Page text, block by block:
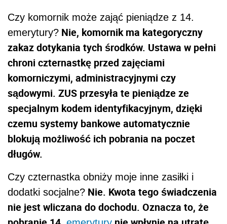
Czy komornik może zająć pieniądze z 14.
emerytury? Nie, komornik ma kategoryczny
zakaz dotykania tych środków. Ustawa w pełni
chroni czternastkę przed zajęciami
komorniczymi, administracyjnymi czy
sądowymi. ZUS przesyła te pieniądze ze
specjalnym kodem identyfikacyjnym, dzięki
czemu systemy bankowe automatycznie
blokują możliwość ich pobrania na poczet
długów.
Czy czternastka obniży moje inne zasiłki i
dodatki socjalne? Nie. Kwota tego świadczenia
nie jest wliczana do dochodu. Oznacza to, że